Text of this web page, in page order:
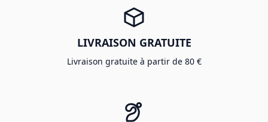
LIVRAISON GRATUITE
Livraison gratuite à partir de 80 €